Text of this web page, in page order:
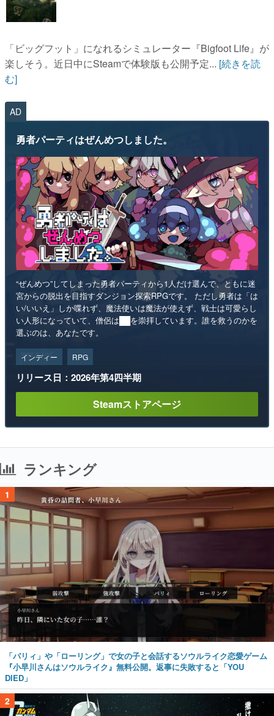
電ファミニコゲーマーとは？
運営：株式会社マレ
「ビッグフット」になれるシミュレーター『Bigfoot Life』が
楽しそう。近日中にSteamで体験版も公開予定... [続きを読
む]
AD
勇者パーティはぜんめつしました。
“ぜんめつ”してしまった勇者パーティから1人だけ選んで、ともに迷
宮からの脱出を目指すダンジョン探索RPGです。 ただし勇者は「は
い/いいえ」しか喋れず、魔法使いは魔法が使えず、戦士は可愛らし
い人形になっていて、僧侶は██を崇拝しています。誰を救うのかを
選ぶのは、あなたです。
インディー RPG
リリース日：2026年第4四半期
Steamストアページ
ランキング
1
「パリィ」や「ローリング」で女の子と会話するソウルライク恋愛ゲーム
『小早川さんはソウルライク』無料公開。返事に失敗すると「YOU
DIED」
2